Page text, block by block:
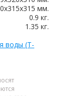
мм.
0.9 кг.
1.35 кг.
воды (T-